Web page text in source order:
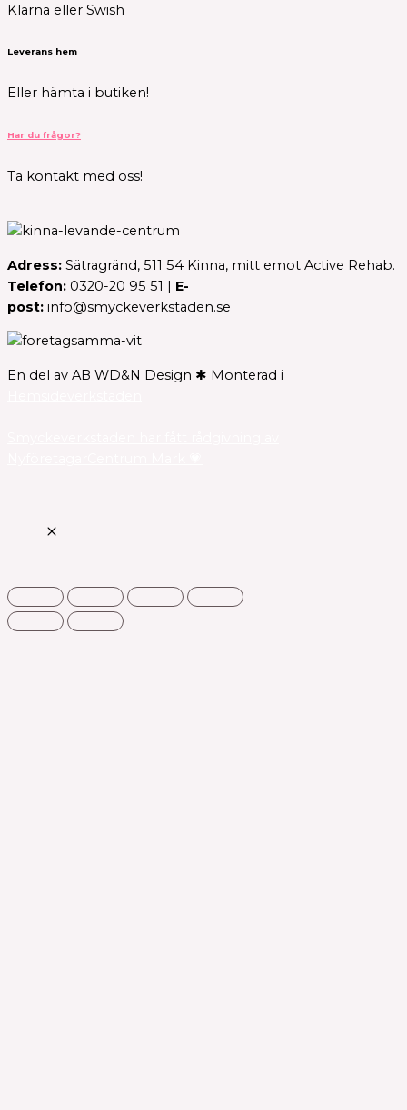
Klarna eller Swish
Leverans hem
Eller hämta i butiken!
Har du frågor?
Ta kontakt med oss!
Adress: Sätragränd, 511 54 Kinna, mitt emot Active Rehab.
Telefon: 0320-20 95 51 | E-
post: info@smyckeverkstaden.se
En del av AB WD&N Design ✱ Monterad i